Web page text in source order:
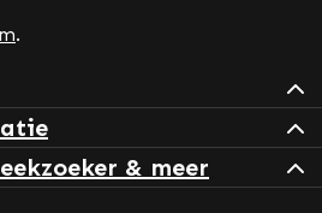
.
& meer